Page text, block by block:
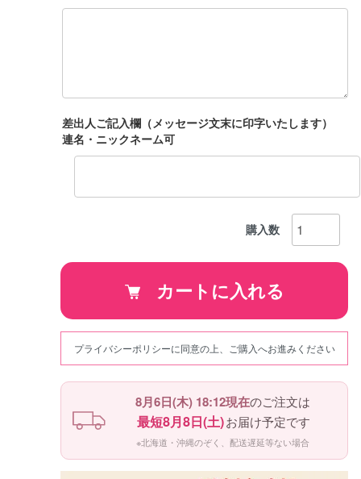
差出人ご記入欄（メッセージ文末に印字いたします）
連名・ニックネーム可
購入数
カートに入れる
プライバシーポリシーに同意の上、ご購入へお進みください
8月6日(木) 18:12現在のご注文は
最短8月8日(土)お届け予定です
※北海道・沖縄のぞく、配送遅延等ない場合